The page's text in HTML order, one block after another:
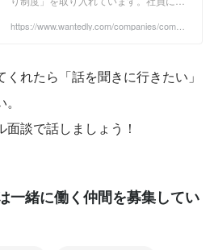
と言われたら、社長は断れない制度で
https://www.wantedly.com/companies/compa
れたら「話を聞きに行きたい」
談で話しましょう！
一緒に働く仲間を募集してい